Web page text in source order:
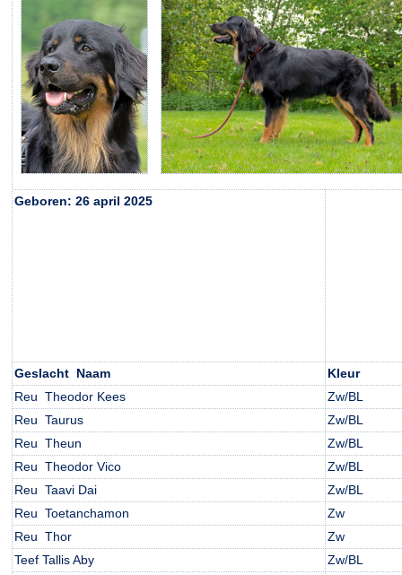
Geboren: 26 april 2025
Geslacht Naam
Kleur
Reu Theodor Kees
Zw/BL
Reu Taurus
Zw/BL
Reu Theun
Zw/BL
Reu Theodor Vico
Zw/BL
Reu Taavi Dai
Zw/BL
Reu Toetanchamon
Zw
Reu Thor
Zw
Teef Tallis Aby
Zw/BL